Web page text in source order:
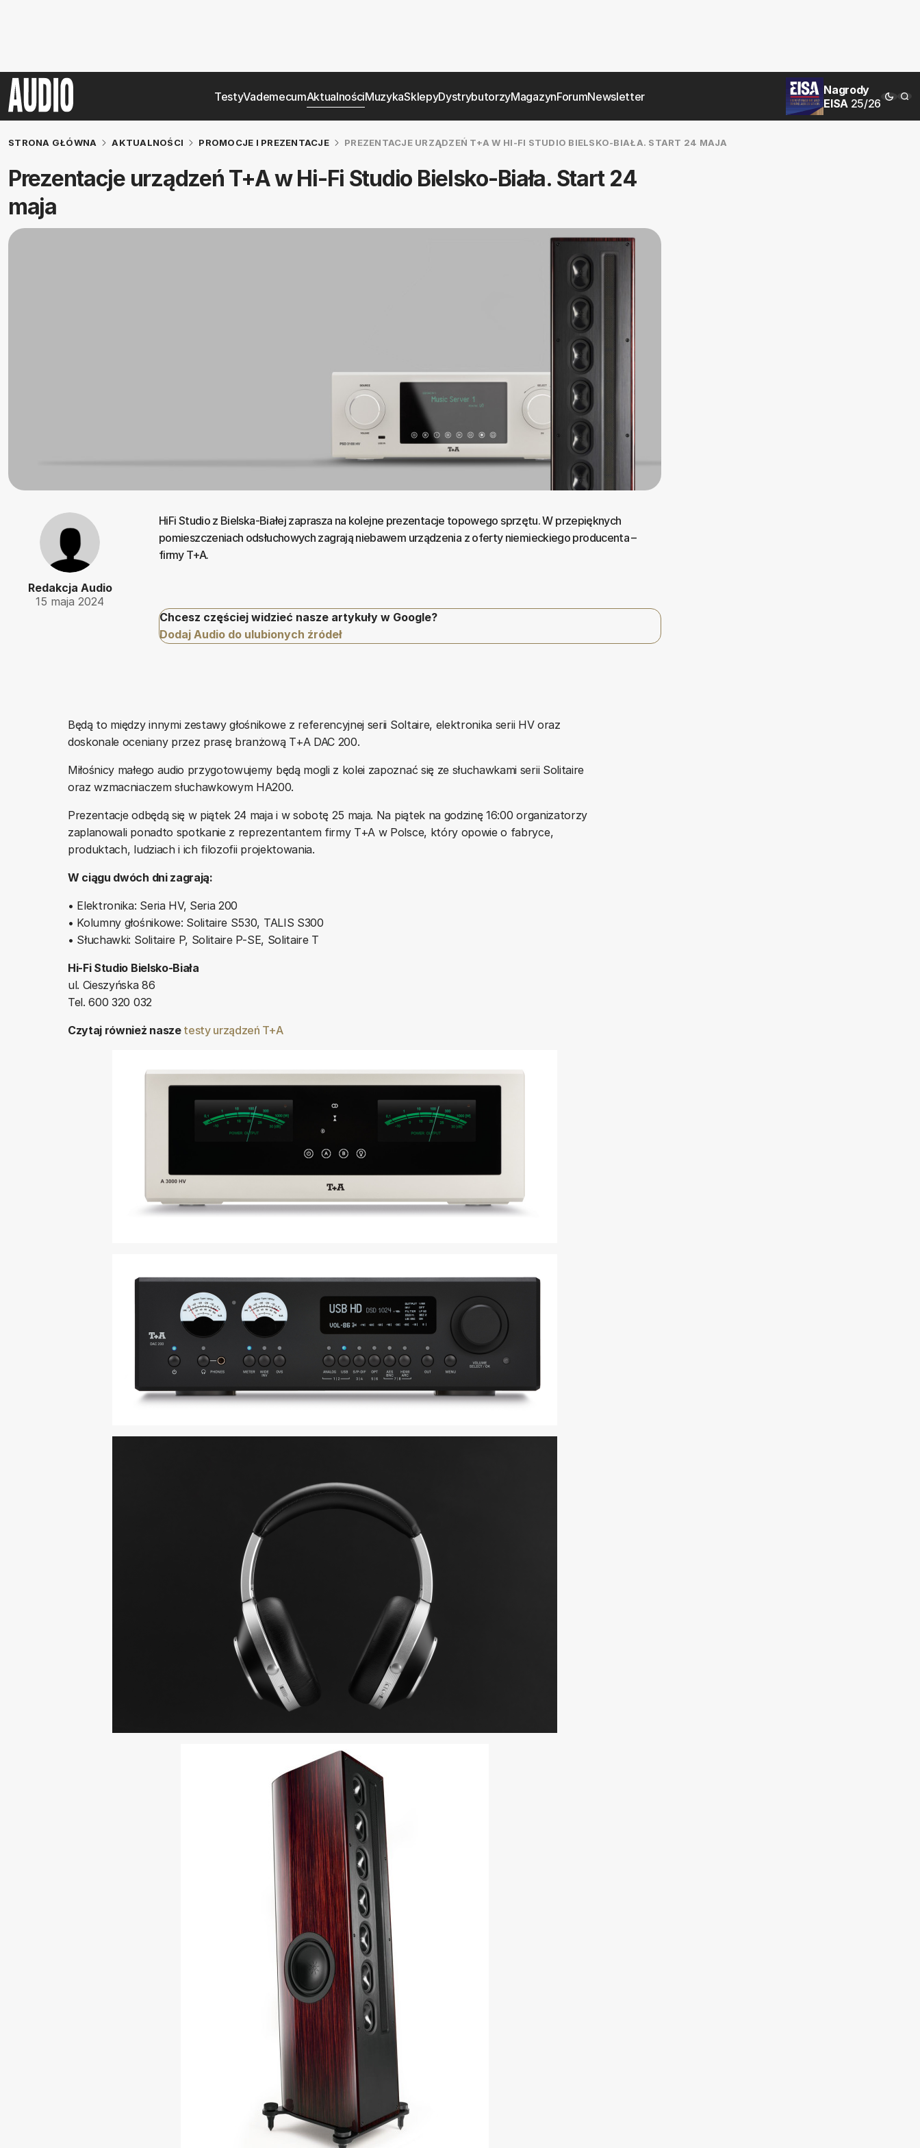
TestyVademecumAktualnościMuzykaSklepyDystrybutorzyMagazynForumNewsletter
Nagrody
EISA 25/26
STRONA GŁÓWNA AKTUALNOŚCI PROMOCJE I PREZENTACJE PREZENTACJE URZĄDZEŃ T+A W HI-FI STUDIO BIELSKO-BIAŁA. START 24 MAJA
Prezentacje urządzeń T+A w Hi-Fi Studio Bielsko-Biała. Start 24
maja
Redakcja Audio
15 maja 2024
HiFi Studio z Bielska-Białej zaprasza na kolejne prezentacje topowego sprzętu. W przepięknych
pomieszczeniach odsłuchowych zagrają niebawem urządzenia z oferty niemieckiego producenta –
firmy T+A.
Chcesz częściej widzieć nasze artykuły w Google?
Dodaj Audio do ulubionych źródeł
Będą to między innymi zestawy głośnikowe z referencyjnej serii Soltaire, elektronika serii HV oraz
doskonale oceniany przez prasę branżową T+A DAC 200.
Miłośnicy małego audio przygotowujemy będą mogli z kolei zapoznać się ze słuchawkami serii Solitaire
oraz wzmacniaczem słuchawkowym HA200.
Prezentacje odbędą się w piątek 24 maja i w sobotę 25 maja. Na piątek na godzinę 16:00 organizatorzy
zaplanowali ponadto spotkanie z reprezentantem firmy T+A w Polsce, który opowie o fabryce,
produktach, ludziach i ich filozofii projektowania.
W ciągu dwóch dni zagrają:
• Elektronika: Seria HV, Seria 200
• Kolumny głośnikowe: Solitaire S530, TALIS S300
• Słuchawki: Solitaire P, Solitaire P-SE, Solitaire T
Hi-Fi Studio Bielsko-Biała
ul. Cieszyńska 86
Tel. 600 320 032
Czytaj również nasze testy urządzeń T+A